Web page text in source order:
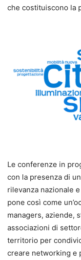
che costituiscono la
Le conferenze in
con la presenza di
rilevanza nazionale
pone così come
managers, aziende,
associazioni di
territorio per
creare networking e